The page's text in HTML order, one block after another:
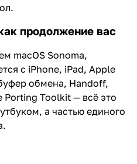
продолжение вас
macOS Sonoma,
с iPhone, iPad, Apple
обмена, Handoff,
Porting Toolkit — всё это
а частью единого